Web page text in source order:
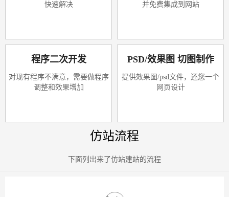
快速解决
并免费集成到网站
程序二次开发
对现有程序不满意，需要做程序
调整和效果增加
PSD/效果图 切图制作
提供效果图/psd文件，还您一个
网页设计
仿站流程
下面列出来了仿站建站的流程